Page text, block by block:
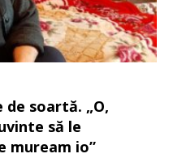
de soartă. „O,
să le
muream io”